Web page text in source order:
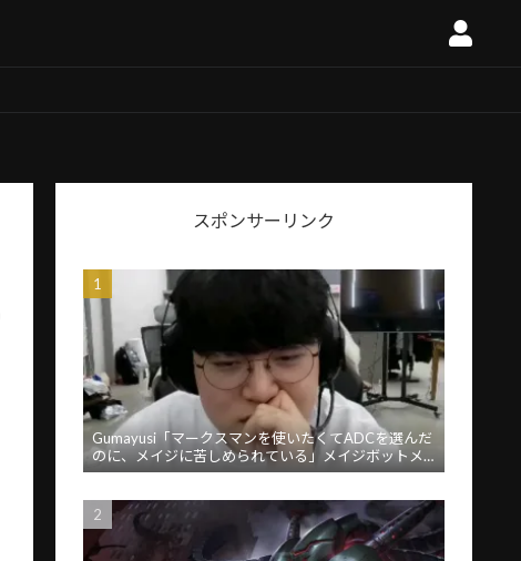
スポンサーリンク
Gumayusi「マークスマンを使いたくてADCを選んだ
のに、メイジに苦しめられている」メイジボットメ
タに苦言